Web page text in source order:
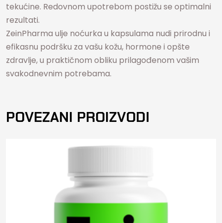
tekućine. Redovnom upotrebom postižu se optimalni
rezultati.
ZeinPharma ulje noćurka u kapsulama nudi prirodnu i
efikasnu podršku za vašu kožu, hormone i opšte
zdravlje, u praktičnom obliku prilagođenom vašim
svakodnevnim potrebama.
POVEZANI PROIZVODI